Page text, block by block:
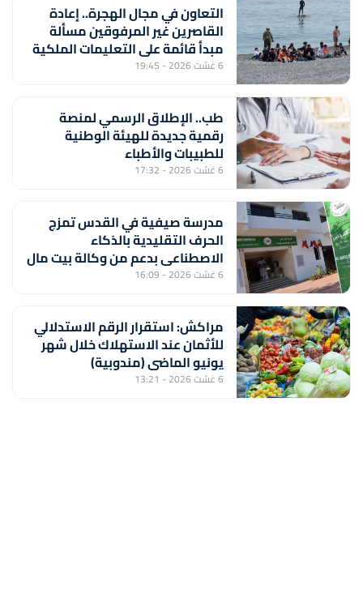
التعاون في مجال الهجرة.. إعادة
القاصرين غير المرفوقين مسألة
مبدأ قائمة على التعليمات الملكية
السامية (مصدر دبلوماسي)
6 غشت 2026 - 19:45
طب.. الإطلاق الرسمي لمنصة
رقمية جديدة للهيئة الوطنية
للطبيبات والأطباء
6 غشت 2026 - 17:32
مدرسة صيفية في القدس تمزج
الحرف التقليدية بالذكاء
الاصطناعي بدعم من وكالة بيت مال
القدس الشريف
6 غشت 2026 - 16:09
مراكش: استقرار الرقم الاستدلالي
للأثمان عند الاستهلاك خلال شهر
يونيو الماضي (مندوبية)
6 غشت 2026 - 13:21